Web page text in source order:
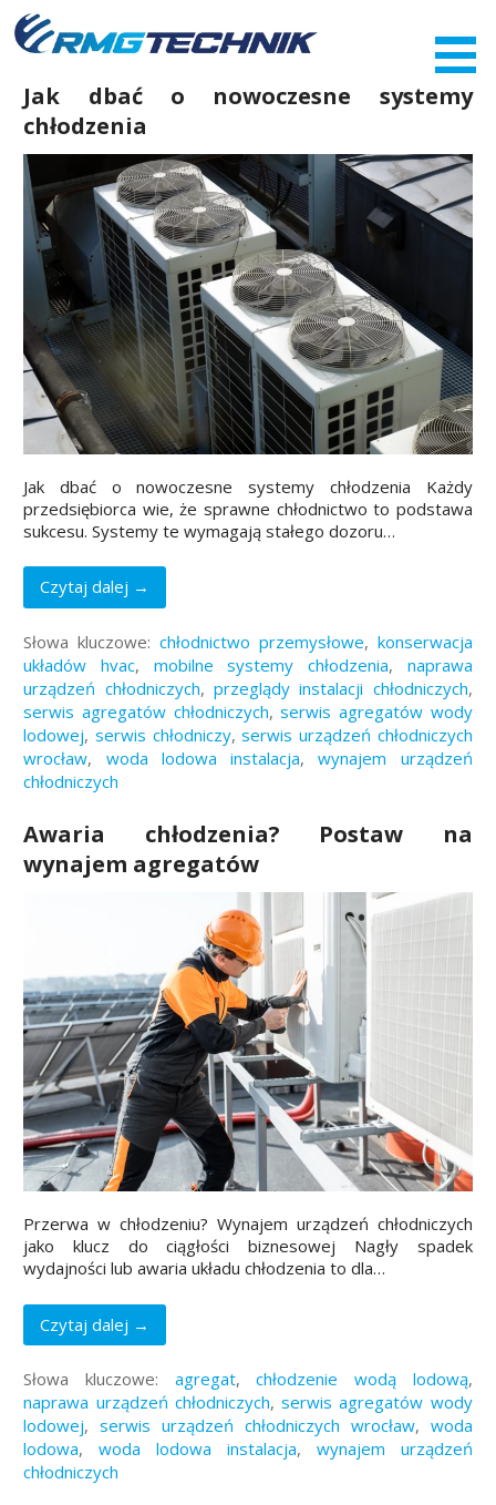
Przejdź
do
zawartości
Jak dbać o nowoczesne systemy
chłodzenia
Jak dbać o nowoczesne systemy chłodzenia Każdy
przedsiębiorca wie, że sprawne chłodnictwo to podstawa
sukcesu. Systemy te wymagają stałego dozoru…
Czytaj dalej →
Słowa kluczowe: chłodnictwo przemysłowe, konserwacja
układów hvac, mobilne systemy chłodzenia, naprawa
urządzeń chłodniczych, przeglądy instalacji chłodniczych,
serwis agregatów chłodniczych,serwis agregatów wody
lodowej, serwis chłodniczy,serwis urządzeń chłodniczych
wrocław, woda lodowa instalacja,wynajem urządzeń
chłodniczych
Awaria chłodzenia? Postaw na
wynajem agregatów
Przerwa w chłodzeniu? Wynajem urządzeń chłodniczych
jako klucz do ciągłości biznesowej Nagły spadek
wydajności lub awaria układu chłodzenia to dla…
Czytaj dalej →
Słowa kluczowe: agregat,chłodzenie wodą lodową,
naprawa urządzeń chłodniczych,serwis agregatów wody
lodowej,serwis urządzeń chłodniczych wrocław, woda
lodowa,woda lodowa instalacja, wynajem urządzeń
chłodniczych